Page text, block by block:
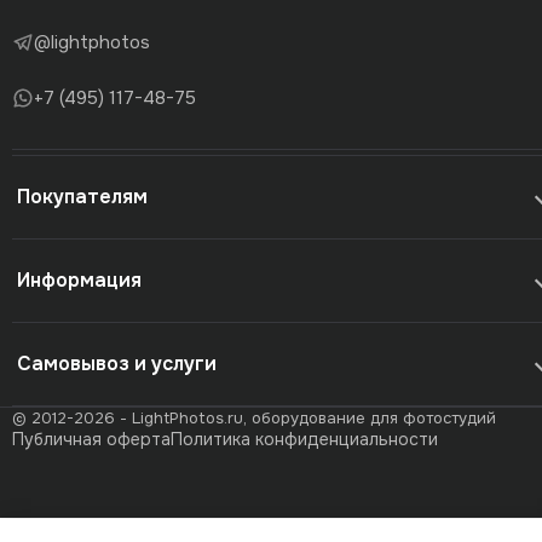
@lightphotos
+7 (495) 117-48-75
Покупателям
Информация
Самовывоз и услуги
© 2012-2026 - LightPhotos.ru, оборудование для фотостудий
Публичная офертаПолитика конфиденциальности